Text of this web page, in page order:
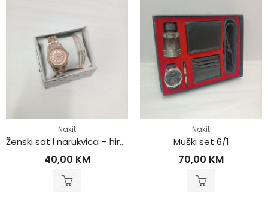
Nakit
Ženski sat i narukvica – hirurški čelik
40,00 KM
Nakit
Muški set 6/1
70,00 KM